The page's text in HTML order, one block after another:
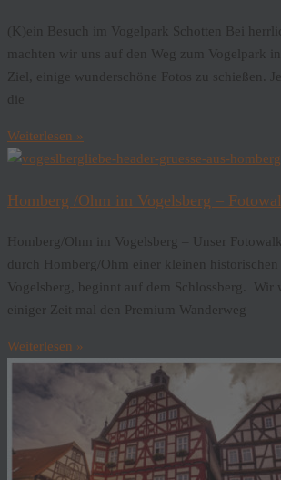
(K)ein Besuch im Vogelpark Schotten Bei
machten wir uns auf den Weg zum Vogelpark
Ziel, einige wunderschöne Fotos zu schießen.
die
Weiterlesen »
Homberg /Ohm im Vogelsberg –
Homberg/Ohm im Vogelsberg – Unser
durch Homberg/Ohm einer kleinen historischen
Vogelsberg, beginnt auf dem Schlossberg. Wir
einiger Zeit mal den Premium Wanderweg
Weiterlesen »